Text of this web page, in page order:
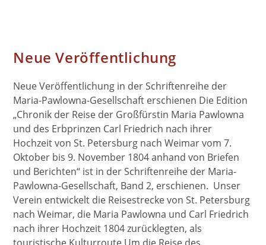
Neue Veröffentlichung
Neue Veröffentlichung in der Schriftenreihe der
Maria-Pawlowna-Gesellschaft erschienen Die Edition
„Chronik der Reise der Großfürstin Maria Pawlowna
und des Erbprinzen Carl Friedrich nach ihrer
Hochzeit von St. Petersburg nach Weimar vom 7.
Oktober bis 9. November 1804 anhand von Briefen
und Berichten“ ist in der Schriftenreihe der Maria-
Pawlowna-Gesellschaft, Band 2, erschienen. Unser
Verein entwickelt die Reisestrecke von St. Petersburg
nach Weimar, die Maria Pawlowna und Carl Friedrich
nach ihrer Hochzeit 1804 zurücklegten, als